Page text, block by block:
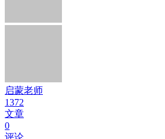
启蒙老师
1372
文章
0